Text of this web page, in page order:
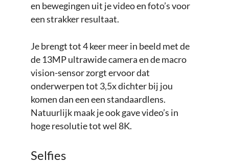
en bewegingen uit je video en foto’s voor
een strakker resultaat.
Je brengt tot 4 keer meer in beeld met de
de 13MP ultrawide camera en de macro
vision-sensor zorgt ervoor dat
onderwerpen tot 3,5x dichter bij jou
komen dan een een standaardlens.
Natuurlijk maak je ook gave video’s in
hoge resolutie tot wel 8K.
Selfies